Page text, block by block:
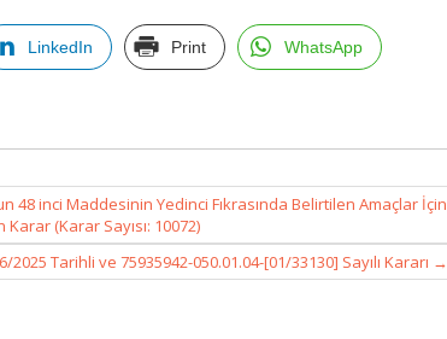
LinkedIn Print WhatsApp
48 inci Maddesinin Yedinci Fıkrasında Belirtilen Amaçlar İçin
Karar (Karar Sayısı: 10072)
Tarihli ve 75935942-050.01.04-[01/33130] Sayılı Kararı →